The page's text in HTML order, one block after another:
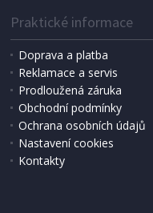
684 Kč
Praktické informace
Doprava a platba
Reklamace a servis
Prodloužená záruka
Obchodní podmínky
Ochrana osobních údajů
Nastavení cookies
Kontakty